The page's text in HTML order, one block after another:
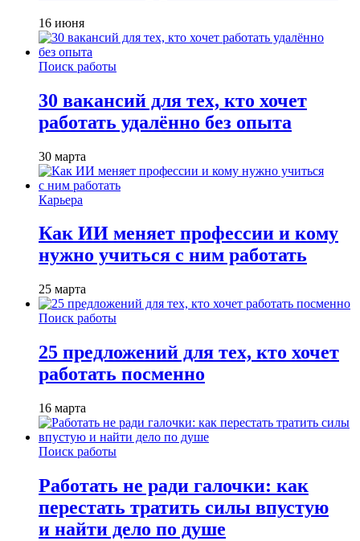
16 июня
Поиск работы
30 вакансий для тех, кто хочет
работать удалённо без опыта
30 марта
Карьера
Как ИИ меняет профессии и кому
нужно учиться с ним работать
25 марта
Поиск работы
25 предложений для тех, кто хочет
работать посменно
16 марта
Поиск работы
Работать не ради галочки: как
перестать тратить силы впустую
и найти дело по душе